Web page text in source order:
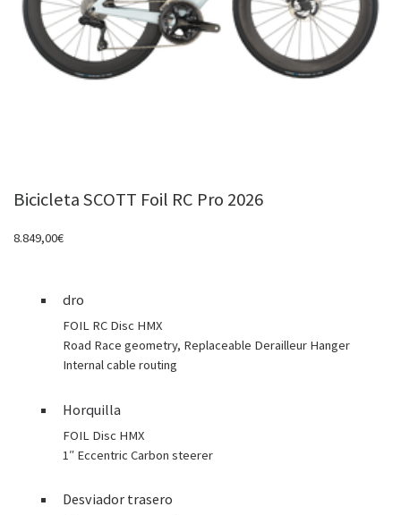
Bicicleta SCOTT Foil RC Pro 2026
8.849,00€
dro
FOIL RC Disc HMX
Road Race geometry, Replaceable Derailleur Hanger
Internal cable routing
Horquilla
FOIL Disc HMX
1″ Eccentric Carbon steerer
Desviador trasero